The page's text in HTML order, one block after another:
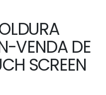
VENDA DE
SCREEN